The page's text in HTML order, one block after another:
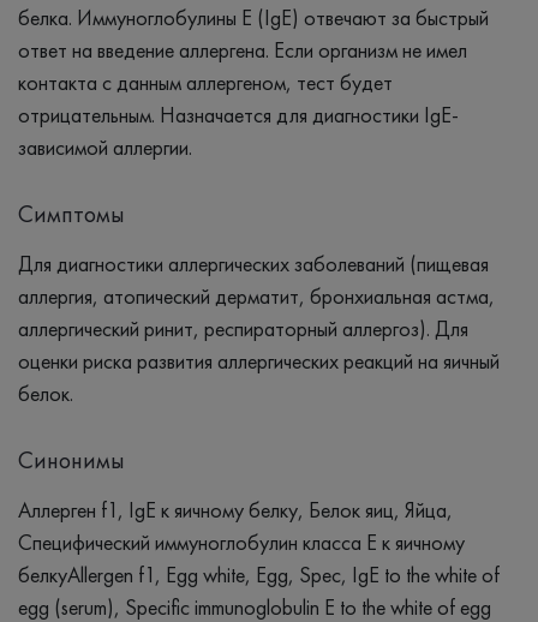
белка. Иммуноглобулины Е (IgE) отвечают за быстрый
ответ на введение аллергена. Если организм не имел
контакта с данным аллергеном, тест будет
отрицательным. Назначается для диагностики IgE-
зависимой аллергии.
Симптомы
Для диагностики аллергических заболеваний (пищевая
аллергия, атопический дерматит, бронхиальная астма,
аллергический ринит, респираторный аллергоз). Для
оценки риска развития аллергических реакций на яичный
белок.
Синонимы
Аллерген f1, IgЕ к яичному белку, Белок яиц, Яйца,
Специфический иммуноглобулин класса Е к яичному
белкуAllergen f1, Egg white, Egg, Spec, IgE to the white of
egg (serum), Specific immunoglobulin E to the white of egg